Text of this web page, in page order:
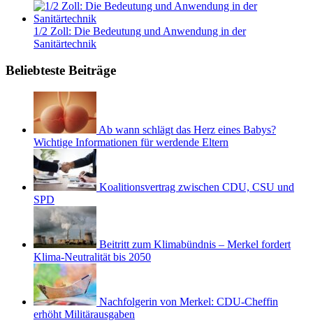
1/2 Zoll: Die Bedeutung und Anwendung in der
Sanitärtechnik
Beliebteste Beiträge
Ab wann schlägt das Herz eines Babys?
Wichtige Informationen für werdende Eltern
Koalitionsvertrag zwischen CDU, CSU und
SPD
Beitritt zum Klimabündnis – Merkel fordert
Klima-Neutralität bis 2050
Nachfolgerin von Merkel: CDU-Cheffin
erhöht Militärausgaben